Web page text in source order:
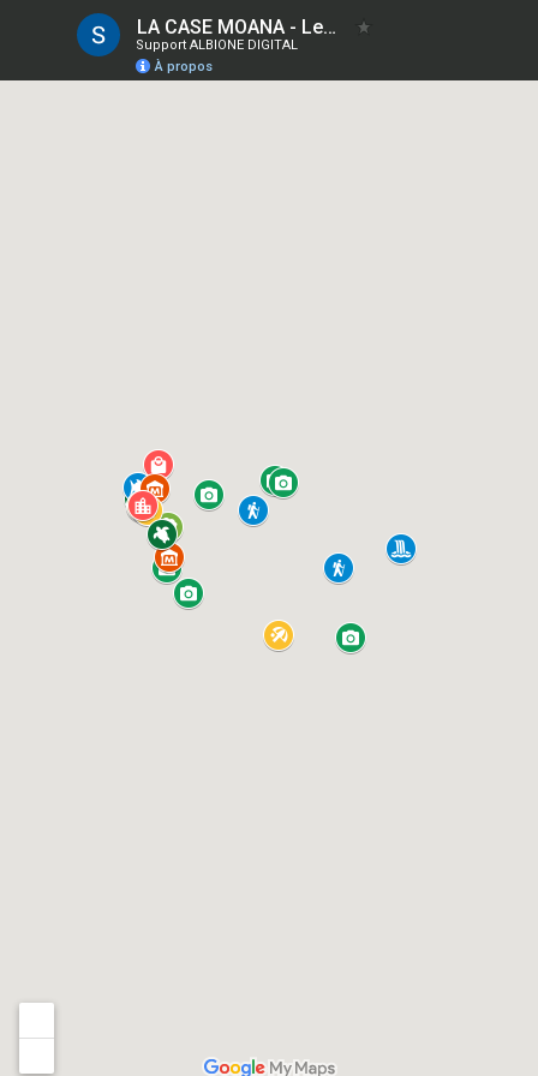
LA CASE MOANA - Les points d'intérêt"
Support ALBIONE DIGITAL
À propos